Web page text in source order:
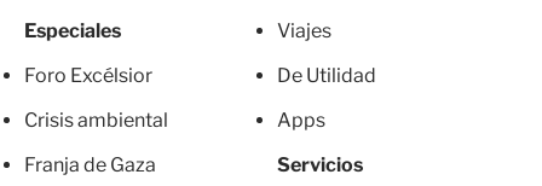
Especiales
Foro Excélsior
Crisis ambiental
Franja de Gaza
Viajes
De Utilidad
Apps
Servicios